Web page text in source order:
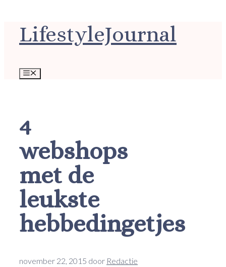
LifestyleJournal
Menu
4
webshops
met de
leukste
hebbedingetjes
november 22, 2015 door Redactie